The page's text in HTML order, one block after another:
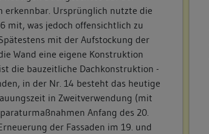
erkennbar. Ursprünglich nutzte die
mit, was jedoch offensichtlich zu
mit der Aufstockung der
Wand eine eigene Konstruktion
die bauzeitliche Dachkonstruktion -
in der Nr. 14 besteht das heutige
in Zweitverwendung (mit
Anfang des 20.
der Fassaden im 19. und